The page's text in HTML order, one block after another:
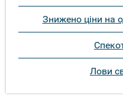
Знижено ціни на
Лови